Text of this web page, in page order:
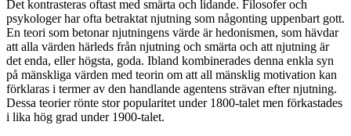
Det kontrasteras oftast med smärta och lidande. Filosofer och
psykologer har ofta betraktat njutning som någonting uppenbart gott.
En teori som betonar njutningens värde är hedonismen, som hävdar
att alla värden härleds från njutning och smärta och att njutning är
det enda, eller högsta, goda. Ibland kombinerades denna enkla syn
på mänskliga värden med teorin om att all mänsklig motivation kan
förklaras i termer av den handlande agentens strävan efter njutning.
Dessa teorier rönte stor popularitet under 1800-talet men förkastades
i lika hög grad under 1900-talet.